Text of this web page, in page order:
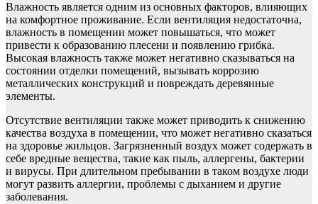
Влажность является одним из основных факторов, влияющих
на комфортное проживание. Если вентиляция недостаточна,
влажность в помещении может повышаться, что может
привести к образованию плесени и появлению грибка.
Высокая влажность также может негативно сказываться на
состоянии отделки помещений, вызывать коррозию
металлических конструкций и повреждать деревянные
элементы.
Отсутствие вентиляции также может приводить к снижению
качества воздуха в помещении, что может негативно сказаться
на здоровье жильцов. Загрязненный воздух может содержать в
себе вредные вещества, такие как пыль, аллергены, бактерии
и вирусы. При длительном пребывании в таком воздухе люди
могут развить аллергии, проблемы с дыханием и другие
заболевания.